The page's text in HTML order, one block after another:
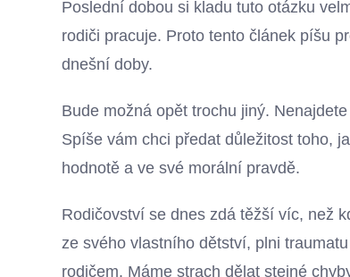
Poslední dobou si kladu tuto otázku
rodiči pracuje. Proto tento článek píšu
dnešní doby.
Bude možná opět trochu jiný.
Spíše vám chci předat důležitost toho,
hodnotě a ve své morální pravdě.
Rodičovství se dnes zdá těžší víc, než
ze svého vlastního dětství, plni
rodičem. Máme strach dělat stejné